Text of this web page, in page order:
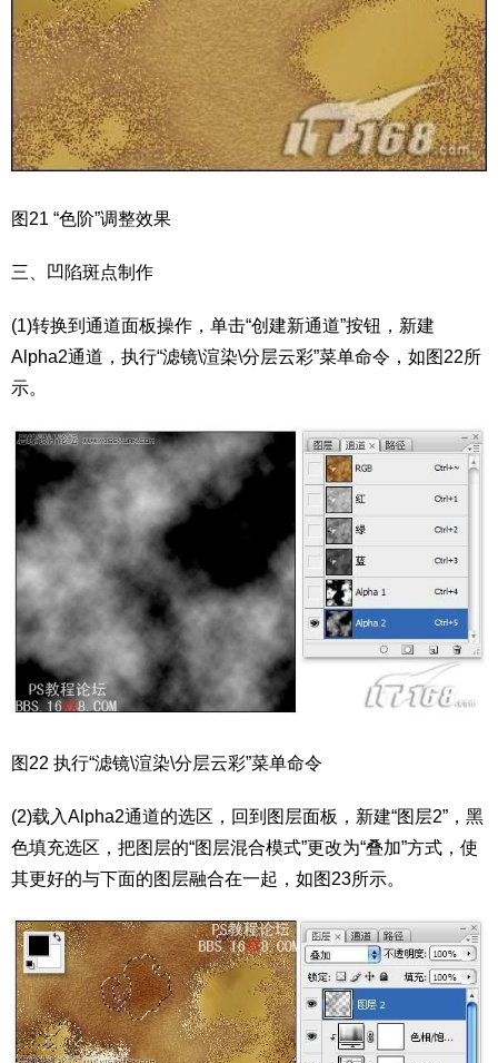
图21 “色阶”调整效果
三、凹陷斑点制作
(1)转换到通道面板操作，单击“创建新通道”按钮，新建
Alpha2通道，执行“滤镜\渲染\分层云彩”菜单命令，如图22所
示。
图22 执行“滤镜\渲染\分层云彩”菜单命令
(2)载入Alpha2通道的选区，回到图层面板，新建“图层2”，黑
色填充选区，把图层的“图层混合模式”更改为“叠加”方式，使
其更好的与下面的图层融合在一起，如图23所示。